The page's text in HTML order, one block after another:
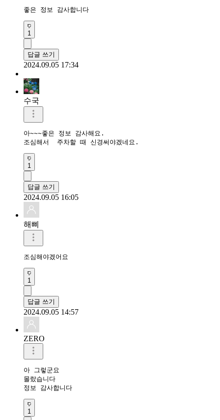
좋은 정보 감사합니다
1
답글 쓰기
2024.09.05 17:34
수국
아~~~좋은 정보 감사해요.
조심해서  주차할 때 신경써야겠네요.
1
답글 쓰기
2024.09.05 16:05
해삐
조심해야겠어요
1
답글 쓰기
2024.09.05 14:57
ZERO
아 그렇군요
몰랐습니다
정보 감사합니다
1